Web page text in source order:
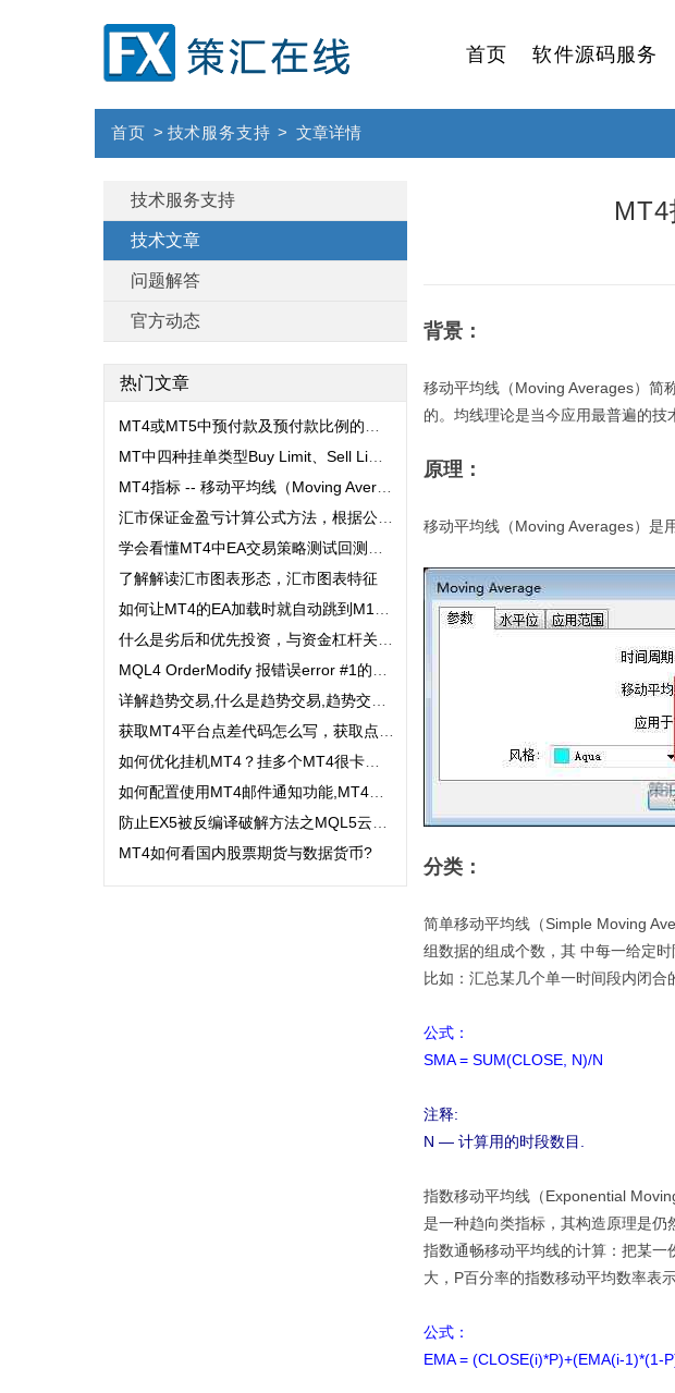
首页 软件源码服务
首页 > 技术服务支持 > 文章详情
技术服务支持
技术文章
问题解答
官方动态
热门文章
了解解读汇市图表形态，汇市图表特征
MT4如何看国内股票期货与数据货币?
背景：
移动平均线（Moving Averages）简
的。均线理论是当今应用最普遍的技
原理：
移动平均线（Moving Averages）是
分类：
简单移动平均线（Simple Moving
组数据的组成个数，其 中每一给定
比如：汇总某几个单一时间段内闭合
公式：
SMA = SUM(CLOSE, N)/N
注释:
N — 计算用的时段数目.
指数移动平均线（Exponential
是一种趋向类指标，其构造原理是仍
指数通畅移动平均线的计算：把某
大，P百分率的指数移动平均数率表
公式：
EMA = (CLOSE(i)*P)+(EMA(i-1)*(1-